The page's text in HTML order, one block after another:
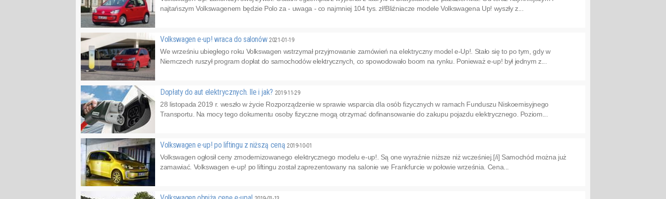
najtańszym Volkswagenem będzie Polo za - uwaga - co najmniej 104 tys. zł!Bliźniacze modele Volkswagena Up! wyszły z...
Volkswagen e-up! wraca do salonów2021-01-19
We wrześniu ubiegłego roku Volkswagen wstrzymał przyjmowanie zamówień na elektryczny model e-Up!. Stało się to po tym, gdy w
Niemczech ruszył program dopłat do samochodów elektrycznych, co spowodowało boom na rynku. Ponieważ e-up! był jednym z...
Dopłaty do aut elektrycznych. Ile i jak? 2019-11-29
28 listopada 2019 r. weszło w życie Rozporządzenie w sprawie wsparcia dla osób fizycznych w ramach Funduszu Niskoemisyjnego
Transportu. Na mocy tego dokumentu osoby fizyczne mogą otrzymać dofinansowanie do zakupu pojazdu elektrycznego. Poziom...
Volkswagen e-up! po liftingu z niższą ceną 2019-10-01
Volkswagen ogłosił ceny zmodernizowanego elektrycznego modelu e-up!. Są one wyraźnie niższe niż wcześniej.[/i] Samochód można już
zamawiać. Volkswagen e-up! po liftingu został zaprezentowany na salonie we Frankfurcie w połowie września. Cena...